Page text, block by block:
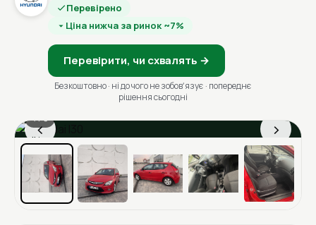
Перевірено
Ціна нижча за ринок ~7%
Перевірити, чи схвалять →
Безкоштовно · ні до чого не зобовʼязує · попереднє
рішення сьогодні
‹ ›
1 / 6
Ціна в місяць